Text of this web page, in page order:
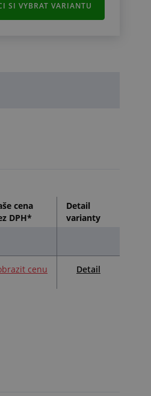
sekci "Profily v
SI VYBRAT VARIANTU
cena
DPH*
Detail
varianty
cenu Detail